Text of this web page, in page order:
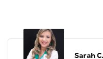
Sarah C.